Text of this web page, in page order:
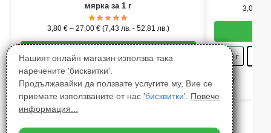
мярка за 1 г
3,80 € – 27,00 € (7,43 лв.- 52,81 лв.)
50 г 100 г 150 г
400 г 500 г 1 кг
3,00
250 г
Clear
Нашият онлайн магазин използва така
наречените 'бисквитки'.
Продължавайки да ползвате услугите му, Вие се
приемате използваните от нас 'бисквитки'. Повече
информация...